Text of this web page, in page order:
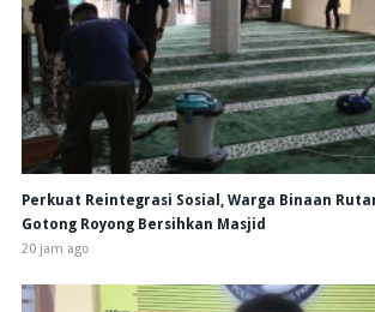
Perkuat Reintegrasi Sosial, Warga Binaan
Gotong Royong Bersihkan Masjid
20 jam ago